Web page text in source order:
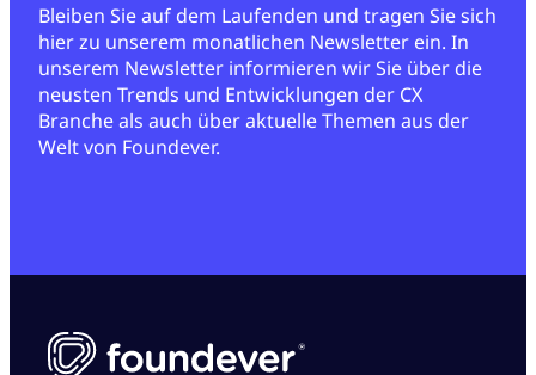
Bleiben Sie auf dem Laufenden und tragen Sie sich
hier zu unserem monatlichen Newsletter ein. In
unserem Newsletter informieren wir Sie über die
neusten Trends und Entwicklungen der CX
Branche als auch über aktuelle Themen aus der
Welt von Foundever.